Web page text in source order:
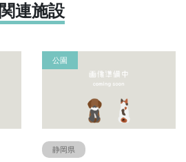
関連施設
公園
静岡県